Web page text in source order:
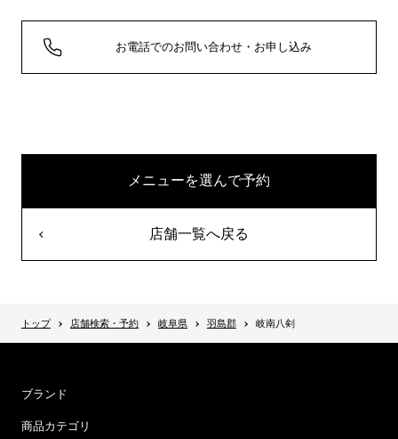
お電話でのお問い合わせ・お申し込み
メニューを選んで予約
店舗一覧へ戻る
トップ 店舗検索・予約 岐阜県 羽島郡 岐南八剣
ブランド
商品カテゴリ